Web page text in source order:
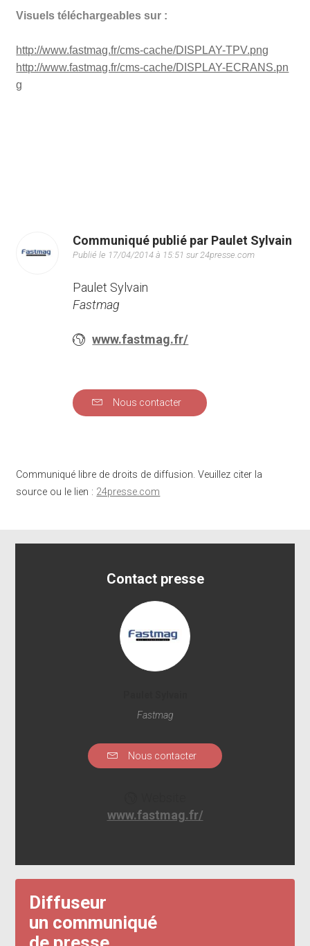
Visuels téléchargeables sur :
http://www.fastmag.fr/cms-cache/DISPLAY-TPV.png
http://www.fastmag.fr/cms-cache/DISPLAY-ECRANS.pn
g
Communiqué publié par Paulet Sylvain
Publié le 17/04/2014 à 15:51 sur 24presse.com
Paulet Sylvain
Fastmag
www.fastmag.fr/
Nous contacter
Communiqué libre de droits de diffusion. Veuillez citer la
source ou le lien : 24presse.com
Contact presse
Fastmag
Nous contacter
www.fastmag.fr/
Diffuseur
un communiqué